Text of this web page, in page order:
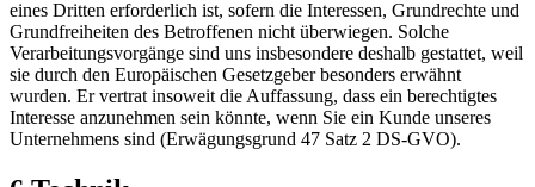
eines Dritten erforderlich ist, sofern die Interessen, Grundrechte und
Grundfreiheiten des Betroffenen nicht überwiegen. Solche
Verarbeitungsvorgänge sind uns insbesondere deshalb gestattet, weil
sie durch den Europäischen Gesetzgeber besonders erwähnt
wurden. Er vertrat insoweit die Auffassung, dass ein berechtigtes
Interesse anzunehmen sein könnte, wenn Sie ein Kunde unseres
Unternehmens sind (Erwägungsgrund 47 Satz 2 DS-GVO).